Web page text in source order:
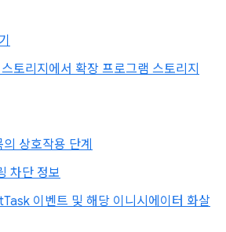
토리지에서 확장 프로그램 스토리지
상호작용 단계
차단 정보
이벤트 및 해당 이니시에이터 화살